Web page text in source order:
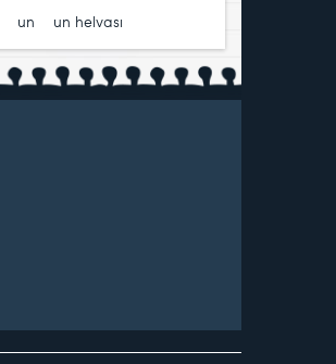
un un helvası